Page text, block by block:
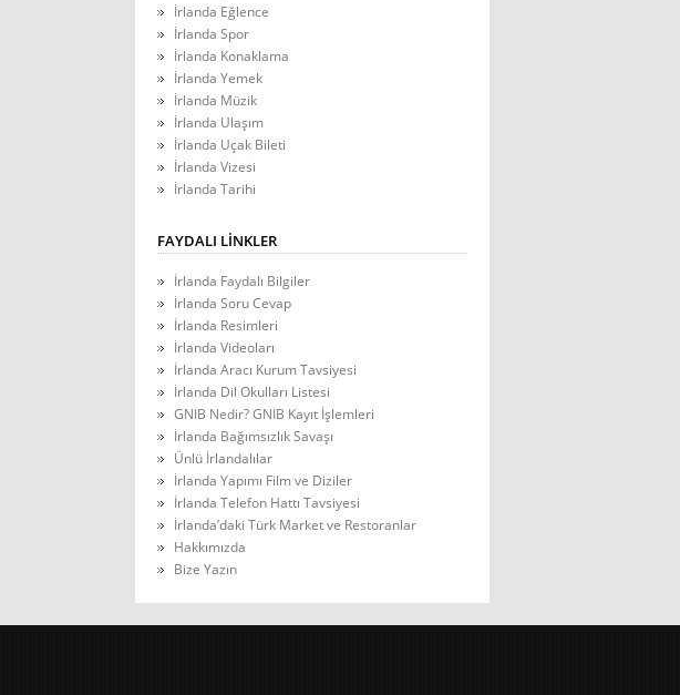
İrlanda Eğlence
İrlanda Spor
İrlanda Konaklama
İrlanda Yemek
İrlanda Müzik
İrlanda Ulaşım
İrlanda Uçak Bileti
İrlanda Vizesi
İrlanda Tarihi
FAYDALI LINKLER
İrlanda Faydalı Bilgiler
İrlanda Soru Cevap
İrlanda Resimleri
İrlanda Videoları
İrlanda Aracı Kurum Tavsiyesi
İrlanda Dil Okulları Listesi
GNIB Nedir? GNIB Kayıt İşlemleri
İrlanda Bağımsızlık Savaşı
Ünlü İrlandalılar
İrlanda Yapımı Film ve Diziler
İrlanda Telefon Hattı Tavsiyesi
İrlanda’daki Türk Market ve Restoranlar
Hakkımızda
Bize Yazın